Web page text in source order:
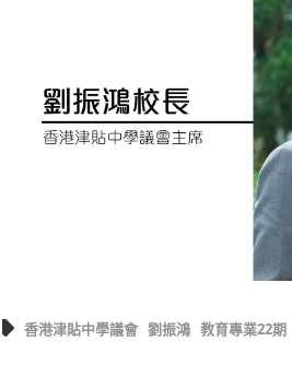
香港津貼中學議會 劉振鴻 教育專業22期